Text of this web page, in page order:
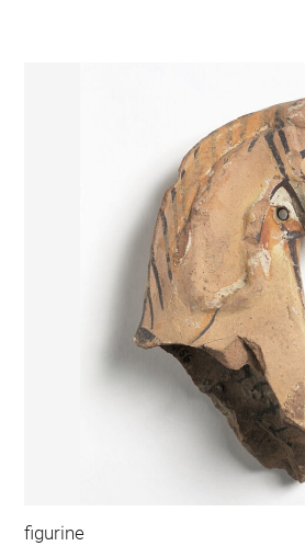
figurine